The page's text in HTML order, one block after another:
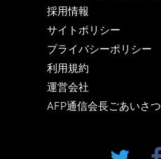
採用情報
サイトポリシー
プライバシーポリシー
利用規約
運営会社
AFP通信会長ごあいさつ